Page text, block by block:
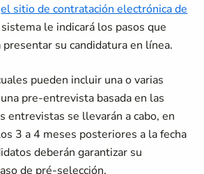
el sitio de contratación electrónica de
le indicará los pasos que
su candidatura en línea.
pueden incluir una o varias
pre-entrevista basada en las
entrevistas se llevarán a cabo, en
3 a 4 meses posteriores a la fecha
deberán garantizar su
de pré-selección.